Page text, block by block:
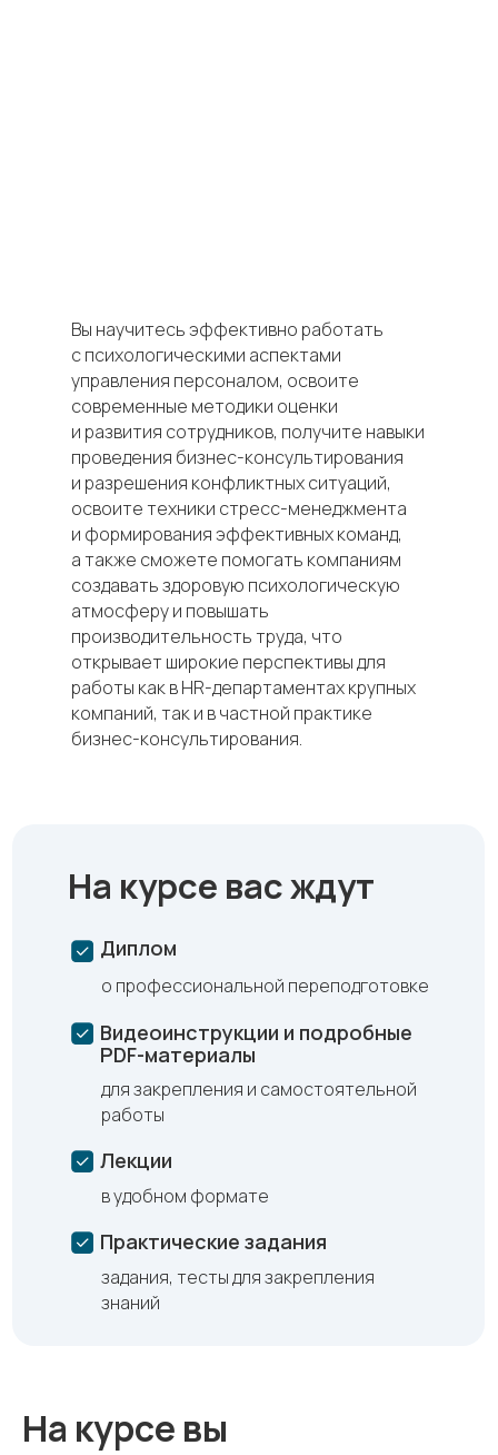
Вы научитесь эффективно работать
с психологическими аспектами
управления персоналом, освоите
современные методики оценки
и развития сотрудников, получите навыки
проведения бизнес-консультирования
и разрешения конфликтных ситуаций,
освоите техники стресс-менеджмента
и формирования эффективных команд,
а также сможете помогать компаниям
создавать здоровую психологическую
атмосферу и повышать
производительность труда, что
открывает широкие перспективы для
работы как в HR-департаментах крупных
компаний, так и в частной практике
бизнес-консультирования.
На курсе вас ждут
Лекции
Практические задания
Видеоинструкции и подробные
PDF-материалы
Диплом
для закрепления и самостоятельной
работы
в удобном формате
задания, тесты для закрепления
знаний
о профессиональной переподготовке
На курсе вы